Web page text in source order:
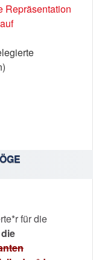
Repräsentation
für die